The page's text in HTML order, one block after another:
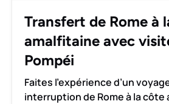
visite
privée
Pompéi
Transfert de Rome à
amalfitaine avec
Pompéi
Faites l’expérience d’un
interruption de Rome à la côte